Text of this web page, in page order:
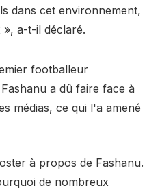
dans cet environnement,
a-t-il déclaré.
footballeur
a dû faire face à
médias, ce qui l'a amené
à propos de Fashanu.
de nombreux